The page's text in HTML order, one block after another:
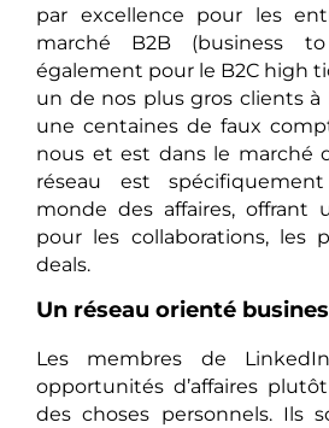
par excellence pour les
marché B2B (business
également pour le B2C high
un de nos plus gros clients à
une centaines de faux
nous et est dans le marché
réseau est
monde des affaires, offrant
pour les collaborations, les
deals.
Un réseau orienté
Les membres de
opportunités d’affaires
des choses personnels. Ils